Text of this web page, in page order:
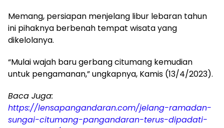
Memang, persiapan menjelang libur lebaran tahun
ini pihaknya berbenah tempat wisata yang
dikelolanya.
“Mulai wajah baru gerbang citumang kemudian
untuk pengamanan,” ungkapnya, Kamis (13/4/2023).
Baca Juga:
https://lensapangandaran.com/jelang-ramadan-
sungai-citumang-pangandaran-terus-dipadati-